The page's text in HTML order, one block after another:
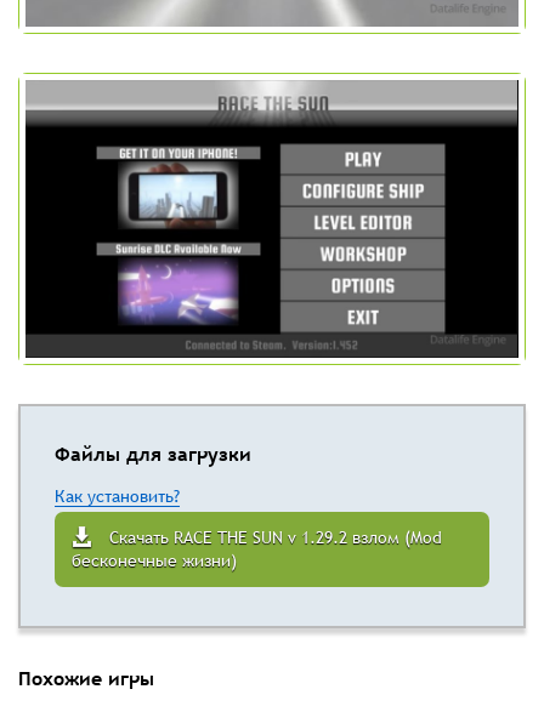
Файлы для загрузки
Как установить?
Скачать RACE THE SUN v 1.29.2 взлом (Mod
бесконечные жизни)
Похожие игры